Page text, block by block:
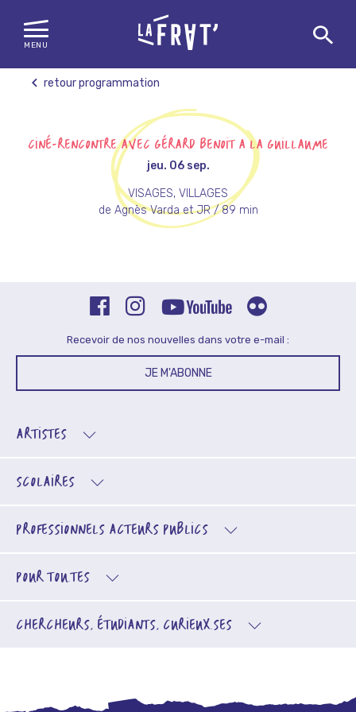
MENU
retour programmation
CINÉ-RENCONTRE AVEC GÉRARD BENOIT À LA GUILLAUME
jeu. 06 sep.
VISAGES, VILLAGES
de Agnès Varda et JR / 89 min
Recevoir de nos nouvelles dans votre e-mail :
JE M'ABONNE
ARTISTES
SCOLAIRES
PROFESSIONNELS ACTEURS PUBLICS
POUR TOU.TES
CHERCHEURS, ÉTUDIANTS, CURIEUX.SES